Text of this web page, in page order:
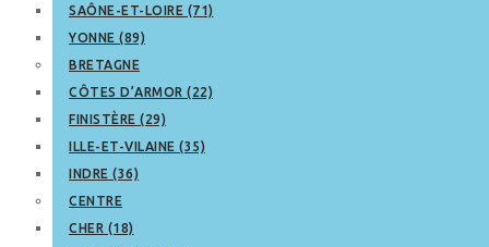
SAÔNE-ET-LOIRE (71)
YONNE (89)
BRETAGNE
CÔTES D’ARMOR (22)
FINISTÈRE (29)
ILLE-ET-VILAINE (35)
INDRE (36)
CENTRE
CHER (18)